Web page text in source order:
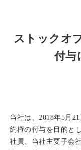
ストックオ
付与
当社は、2018年5月
約権の付与を目的と
社員、当社主要子会